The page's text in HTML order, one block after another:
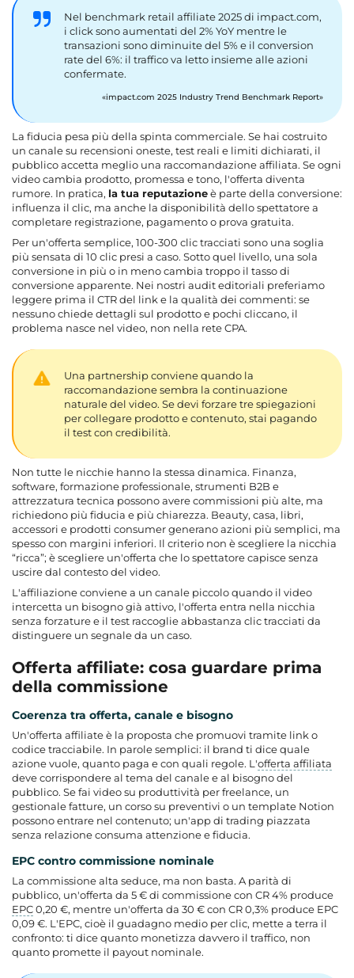
Nel benchmark retail affiliate 2025 di impact.com,
i click sono aumentati del 2% YoY mentre le
transazioni sono diminuite del 5% e il conversion
rate del 6%: il traffico va letto insieme alle azioni
confermate.
impact.com 2025 Industry Trend Benchmark Report
La fiducia pesa più della spinta commerciale. Se hai costruito
un canale su recensioni oneste, test reali e limiti dichiarati, il
pubblico accetta meglio una raccomandazione affiliata. Se ogni
video cambia prodotto, promessa e tono, l'offerta diventa
rumore. In pratica, la tua reputazioneè parte della conversione:
influenza il clic, ma anche la disponibilità dello spettatore a
completare registrazione, pagamento o prova gratuita.
Per un'offerta semplice, 100-300 clic tracciati sono una soglia
più sensata di 10 clic presi a caso. Sotto quel livello, una sola
conversione in più o in meno cambia troppo il tasso di
conversione apparente. Nei nostri audit editoriali preferiamo
leggere prima il CTR del link e la qualità dei commenti: se
nessuno chiede dettagli sul prodotto e pochi cliccano, il
problema nasce nel video, non nella rete CPA.
Una partnership conviene quando la
raccomandazione sembra la continuazione
naturale del video. Se devi forzare tre spiegazioni
per collegare prodotto e contenuto, stai pagando
il test con credibilità.
Non tutte le nicchie hanno la stessa dinamica. Finanza,
software, formazione professionale, strumenti B2B e
attrezzatura tecnica possono avere commissioni più alte, ma
richiedono più fiducia e più chiarezza. Beauty, casa, libri,
accessori e prodotti consumer generano azioni più semplici, ma
spesso con margini inferiori. Il criterio non è scegliere la nicchia
“ricca”; è scegliere un'offerta che lo spettatore capisce senza
uscire dal contesto del video.
L'affiliazione conviene a un canale piccolo quando il video
intercetta un bisogno già attivo, l'offerta entra nella nicchia
senza forzature e il test raccoglie abbastanza clic tracciati da
distinguere un segnale da un caso.
Offerta affiliate: cosa guardare prima
della commissione
Coerenza tra offerta, canale e bisogno
Un'offerta affiliate è la proposta che promuovi tramite link o
codice tracciabile. In parole semplici: il brand ti dice quale
azione vuole, quanto paga e con quali regole. L'offerta affiliata
deve corrispondere al tema del canale e al bisogno del
pubblico. Se fai video su produttività per freelance, un
gestionale fatture, un corso su preventivi o un template Notion
possono entrare nel contenuto; un'app di trading piazzata
senza relazione consuma attenzione e fiducia.
EPC contro commissione nominale
La commissione alta seduce, ma non basta. A parità di
pubblico, un'offerta da 5 € di commissione con CR 4% produce
EPC0,20 €, mentre un'offerta da 30 € con CR 0,3% produce EPC
0,09 €. L'EPC, cioè il guadagno medio per clic, mette a terra il
confronto: ti dice quanto monetizza davvero il traffico, non
quanto promette il payout nominale.